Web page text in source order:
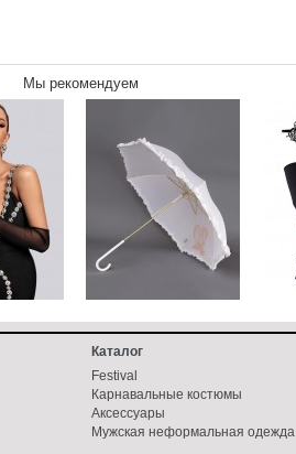
Мы рекомендуем
Каталог
Festival
Карнавальные костюмы
Аксессуары
Мужская неформальная одежда